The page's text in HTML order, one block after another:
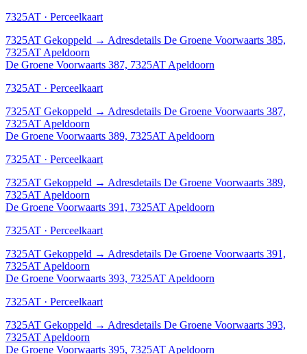
7325AT · Perceelkaart
7325AT Gekoppeld → Adresdetails De Groene Voorwaarts 385,
7325AT Apeldoorn
De Groene Voorwaarts 387, 7325AT Apeldoorn
7325AT · Perceelkaart
7325AT Gekoppeld → Adresdetails De Groene Voorwaarts 387,
7325AT Apeldoorn
De Groene Voorwaarts 389, 7325AT Apeldoorn
7325AT · Perceelkaart
7325AT Gekoppeld → Adresdetails De Groene Voorwaarts 389,
7325AT Apeldoorn
De Groene Voorwaarts 391, 7325AT Apeldoorn
7325AT · Perceelkaart
7325AT Gekoppeld → Adresdetails De Groene Voorwaarts 391,
7325AT Apeldoorn
De Groene Voorwaarts 393, 7325AT Apeldoorn
7325AT · Perceelkaart
7325AT Gekoppeld → Adresdetails De Groene Voorwaarts 393,
7325AT Apeldoorn
De Groene Voorwaarts 395, 7325AT Apeldoorn